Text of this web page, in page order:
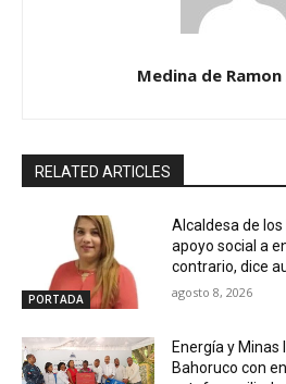
Medina de
RELATED ARTICLES
PORTADA
Alcaldesa de
apoyo social a
contrario, dice
agosto 8, 2026
Energía y
Bahoruco con